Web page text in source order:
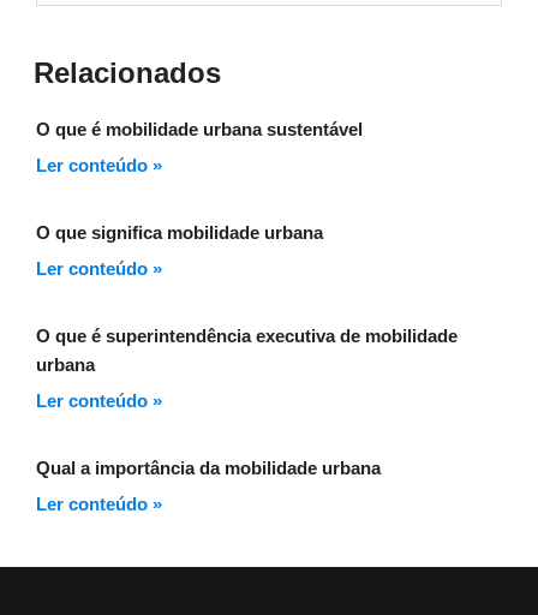
Relacionados
O que é mobilidade urbana sustentável
Ler conteúdo »
O que significa mobilidade urbana
Ler conteúdo »
O que é superintendência executiva de mobilidade
urbana
Ler conteúdo »
Qual a importância da mobilidade urbana
Ler conteúdo »